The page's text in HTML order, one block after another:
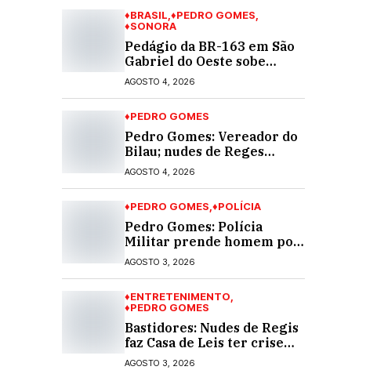
♦BRASIL ♦PEDRO GOMES
♦SONORA
Pedágio da BR-163 em São
Gabriel do Oeste sobe
40,53% e passa a custar R$
10,70 a partir desta quarta-
AGOSTO 4, 2026
♦PEDRO GOMES
Pedro Gomes: Vereador do
Bilau; nudes de Reges
circula na Assembleia
Legislativa de MS e
AGOSTO 4, 2026
♦PEDRO GOMES ♦POLÍCIA
Pedro Gomes: Polícia
Militar prende homem por
violência doméstica; dois
socos na cara dela
AGOSTO 3, 2026
♦ENTRETENIMENTO
♦PEDRO GOMES
Bastidores: Nudes de Regis
faz Casa de Leis ter crise
moral e ética. Respinga em
todos os vereadores e
AGOSTO 3, 2026